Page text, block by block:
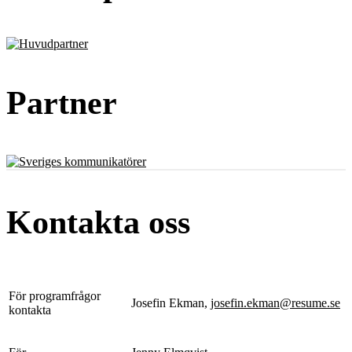
Partner
Kontakta oss
För programfrågor
kontakta
Josefin Ekman, josefin.ekman@resume.se